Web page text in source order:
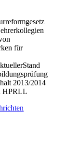
für
2013/2014
HPRLL